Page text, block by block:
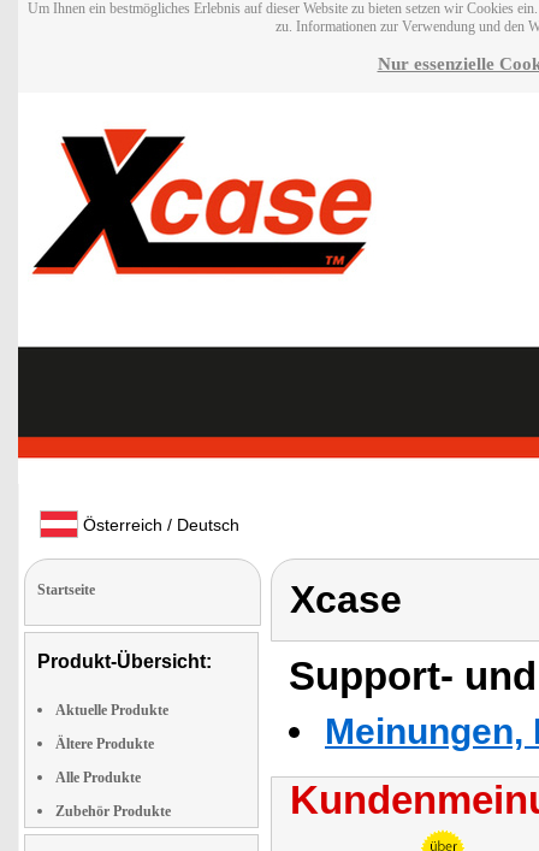
Um Ihnen ein bestmögliches Erlebnis auf dieser Website zu bieten setzen wir Cookies
zu. Informationen zur Verwendung und den
Nur essenzielle
Österreich / Deutsch
Startseite
Produkt-Übersicht:
Aktuelle Produkte
Ältere Produkte
Alle Produkte
Zubehör Produkte
Xcase
Support-